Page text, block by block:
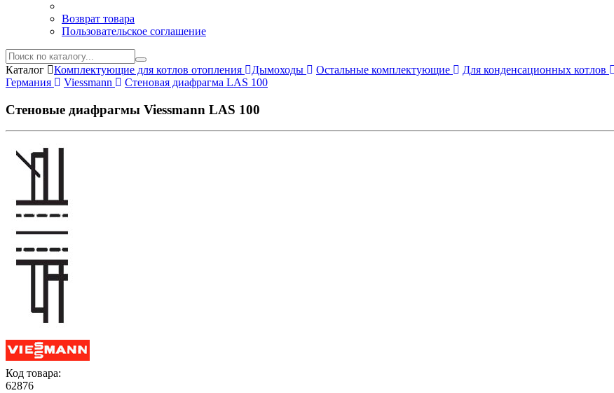
Возврат товара
Пользовательское соглашение
Каталог Комплектующие для котлов отопления Дымоходы Остальные комплектующие Для конденсационных котлов
Германия
Viessmann Стеновая диафрагма LAS 100
Стеновые диафрагмы Viessmann LAS 100
Код товара:
62876